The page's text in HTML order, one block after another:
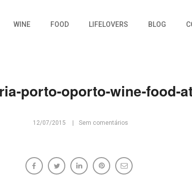
WINE FOOD LIFELOVERS BLOG
porto-oporto-wine-food-
12/07/2015 Sem comentários